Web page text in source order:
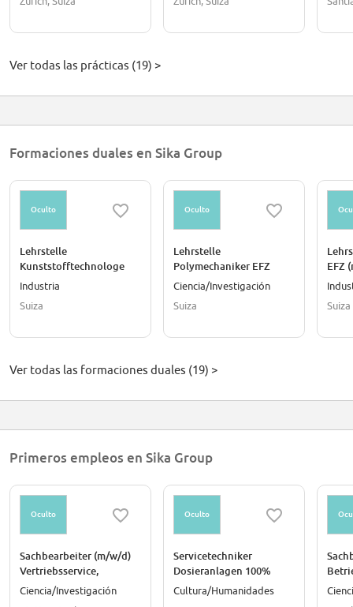
Monate)
Ver todas las prácticas (19) >
Formaciones duales en Sika Group
Oculto
Lehrstelle
Kunststofftechnologe
EFZ (m/w/d)
Industria
Suiza
Oculto
Lehrstelle
Polymechaniker EFZ
(m/w/d)
Ciencia/Investigación
Suiza
EFZ
Suiza
Ver todas las formaciones duales (19) >
Primeros empleos en Sika Group
Oculto
Sachbearbeiter (m/w/d)
Vertriebsservice,
befristet für 18 Monate
Ciencia/Investigación
Oculto
Servicetechniker
Dosieranlagen 100%
(w/m/d)
Cultura/Humanidades
(m/